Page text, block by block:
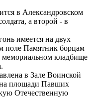
в Александровском
а второй - в
имеется на двух
поле Памятник борцам
кладбище
в Зале Воинской
площади Павших
Отечественную